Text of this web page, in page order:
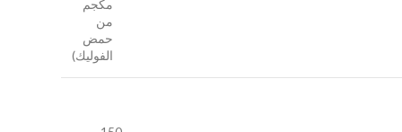
مكجم
من
حمض
الفوليك)